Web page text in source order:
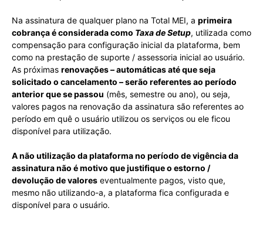
Na assinatura de qualquer plano na Total MEI, a primeira
cobrança é considerada como Taxa de Setup, utilizada como
compensação para configuração inicial da plataforma, bem
como na prestação de suporte / assessoria inicial ao usuário.
As próximas renovações – automáticas até que seja
solicitado o cancelamento – serão referentes ao período
anterior que se passou (mês, semestre ou ano), ou seja,
valores pagos na renovação da assinatura são referentes ao
período em quê o usuário utilizou os serviços ou ele ficou
disponível para utilização.
A não utilização da plataforma no período de vigência da
assinatura não é motivo que justifique o estorno /
devolução de valores eventualmente pagos, visto que,
mesmo não utilizando-a, a plataforma fica configurada e
disponível para o usuário.